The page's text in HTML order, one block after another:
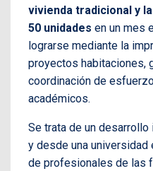
vivienda tradicional y
50 unidades en un mes
lograrse mediante la
proyectos habitaciones,
coordinación de
académicos.
Se trata de un
y desde una universidad
de profesionales de las